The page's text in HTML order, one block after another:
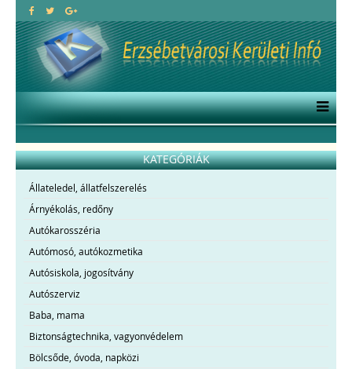
KATEGÓRIÁK
Állateledel, állatfelszerelés
Árnyékolás, redőny
Autókarosszéria
Autómosó, autókozmetika
Autósiskola, jogosítvány
Autószerviz
Baba, mama
Biztonságtechnika, vagyonvédelem
Bölcsőde, óvoda, napközi